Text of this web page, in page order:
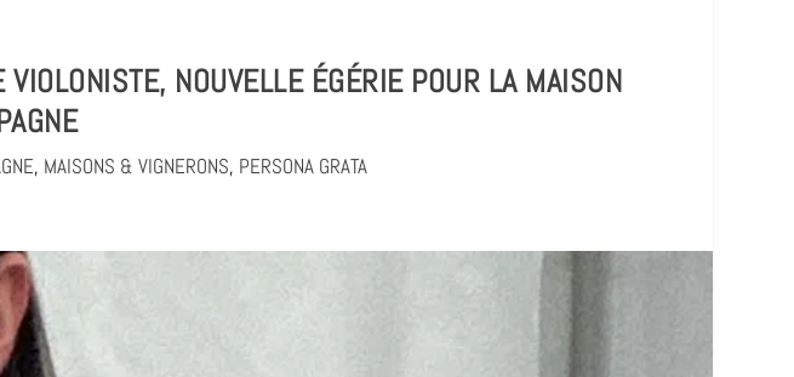
NOUVELLE ÉGÉRIE POUR LA MAISON
, MAISONS & VIGNERONS, PERSONA GRATA